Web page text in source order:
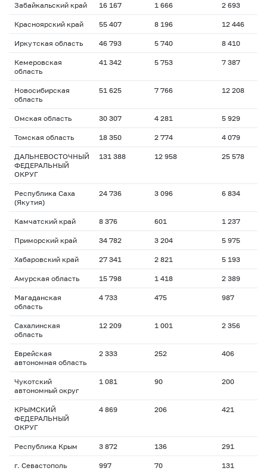
Забайкальский край 16 167 1 666 2 693
Красноярский край 55 407 8 196 12 446
Иркутская область 46 793 5 740 8 410
Кемеровская
область
41 342 5 753 7 387
Новосибирская
область
51 625 7 766 12 208
Омская область 30 307 4 281 5 929
Томская область 18 350 2 774 4 079
ДАЛЬНЕВОСТОЧНЫЙ
ФЕДЕРАЛЬНЫЙ
ОКРУГ
131 388 12 958 25 578
Республика Саха
(Якутия)
24 736 3 096 6 834
Камчатский край 8 376 601 1 237
Приморский край 34 782 3 204 5 975
Хабаровский край 27 341 2 821 5 193
Амурская область 15 798 1 418 2 389
Магаданская
область
4 733 475 987
Сахалинская
область
12 209 1 001 2 356
Еврейская
автономная область
2 333 252 406
Чукотский
автономный округ
1 081 90 200
КРЫМСКИЙ
ФЕДЕРАЛЬНЫЙ
ОКРУГ
4 869 206 421
Республика Крым 3 872 136 291
г. Севастополь 997 70 131